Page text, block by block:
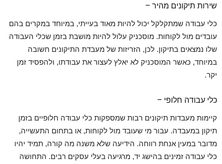
שירות תיקונים מהיר –
כלי עבודה שמתקלקל יכול להיות מאוד בעייתי, במיוחד במקרים בהם
עובדים מול לקוחות. מוסכניק עלול להיות מושבת בזמן שכלי העבודה
שלו נמצאים בתיקון. לכן, הזריזות של מעבדת התיקונים חשובה
במיוחד, כאשר המוסכניק לא יאלץ לעצור את עבודתו, ולהפסיד זמן
יקר.
כלי עבודה חלופי –
קיימות מעבדות תיקונים רבות שמספקות כלי עבודה חלופיים בזמן
תיקון במעבדה. עבור מי שעובד מול לקוחות, או בתחום התעשייה,
מדובר במעין אנחת רווחה. הידיעה שלא משנה מה קורה, תמיד יהיו
כלי עבודה זמינים בהישג יד, מרגיעה בעלי עסקים רבים. התחושה